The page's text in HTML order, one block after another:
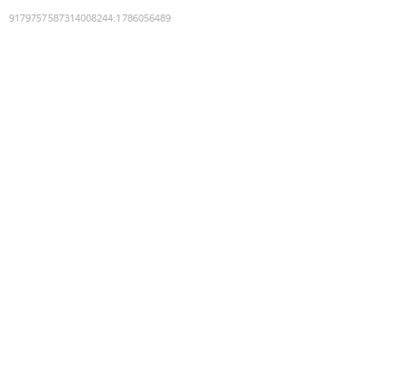
9179757587314008244:1786056489